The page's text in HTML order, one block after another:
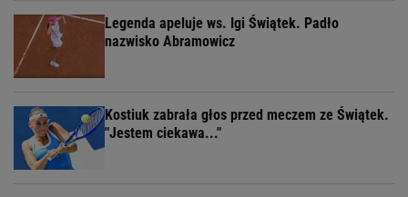
Legenda apeluje ws. Igi Świątek. Padło
nazwisko Abramowicz
Kostiuk zabrała głos przed meczem ze Świątek.
"Jestem ciekawa..."